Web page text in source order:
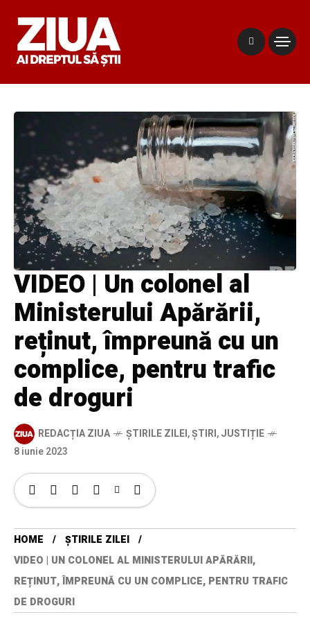
VIDEO | Un colonel al
Ministerului Apărării,
reținut, împreună cu un
complice, pentru trafic
de droguri
REDACȚIA ZIUA ȘTIRILE ZILEI,ȘTIRI,JUSTIȚIE
8 iunie 2023
HOME
ȘTIRILE ZILEI
VIDEO | UN COLONEL AL MINISTERULUI APĂRĂRII,
REȚINUT, ÎMPREUNĂ CU UN COMPLICE, PENTRU TRAFIC
DE DROGURI